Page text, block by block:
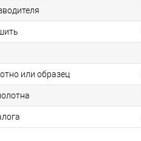
или образец